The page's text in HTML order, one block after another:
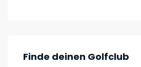
Finde deinen Golfclub